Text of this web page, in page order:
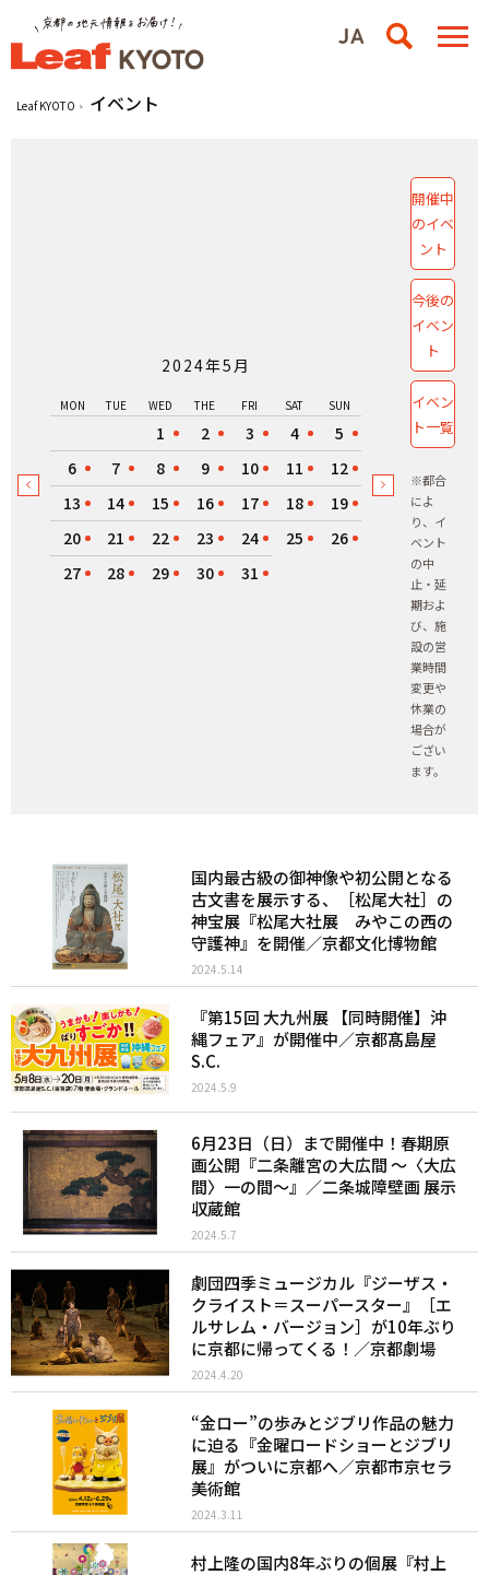
Leaf KYOTO イベント
2024年5月
MON TUE WED THE FRI SAT SUN
1 2 3 4
5
6
7 8 9 10 11
12
13
14 15 16 17 18
19
20
21 22 23 24 25
26
27
28 29 30 31
開催中
のイベ
ント
今後の
イベン
ト
イベン
ト一覧
※都合
によ
り、イ
ベント
の中
止・延
期およ
び、施
設の営
業時間
変更や
休業の
場合が
ござい
ます。
国内最古級の御神像や初公開となる
古文書を展示する、［松尾大社］の
神宝展『松尾大社展 みやこの西の
守護神』を開催／京都文化博物館
2024.5.14
『第15回 大九州展 【同時開催】沖
縄フェア』が開催中／京都髙島屋
S.C.
2024.5.9
6月23日（日）まで開催中！春期原
画公開『二条離宮の大広間 〜〈大広
間〉一の間〜』／二条城障壁画 展示
収蔵館
2024.5.7
劇団四季ミュージカル『ジーザス・
クライスト＝スーパースター』［エ
ルサレム・バージョン］が10年ぶり
に京都に帰ってくる！／京都劇場
2024.4.20
“金ロー”の歩みとジブリ作品の魅力
に迫る『金曜ロードショーとジブリ
展』がついに京都へ／京都市京セラ
美術館
2024.3.11
村上隆の国内8年ぶりの個展『村上